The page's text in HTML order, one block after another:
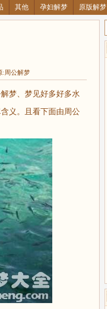
其他 孕妇解梦 原版解梦
:周公解梦
梦、梦见好多好多水
义。且看下面由周公